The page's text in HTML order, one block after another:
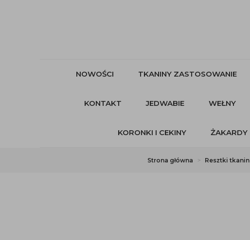
NOWOŚCI TKANINY ZASTOSOWANIE
KONTAKT JEDWABIE WEŁNY
KORONKI I CEKINY ŻAKARDY
Strona główna Resztki tkanin